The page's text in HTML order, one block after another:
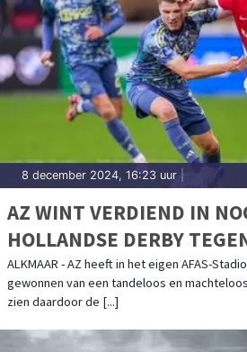
8 december 2024, 16:23 uur
AZ WINT VERDIEND IN
HOLLANDSE DERBY
ALKMAAR - AZ heeft in het eigen AFAS-
gewonnen van een tandeloos en
zien daardoor de [...]